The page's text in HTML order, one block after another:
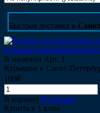
Быстрая доставка в
Резинка полировочная
В наличии Арт. 1
Курьером в Санкт-
100₽
В корзину В корзине
Купить в 1 клик